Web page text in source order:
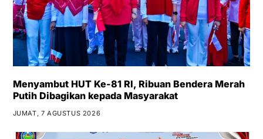
Menyambut HUT Ke-81 RI, Ribuan Bendera Merah
Putih Dibagikan kepada Masyarakat
JUMAT, 7 AGUSTUS 2026